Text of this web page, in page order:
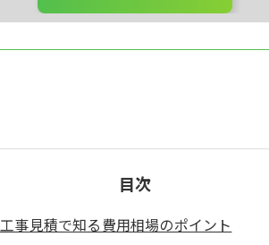
目次
事見積で知る費用相場のポイント